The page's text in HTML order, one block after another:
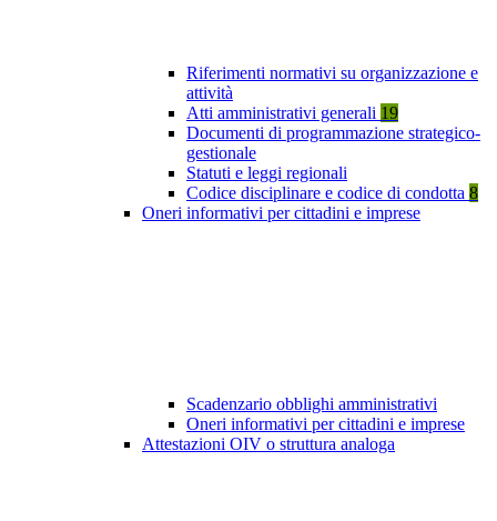
Riferimenti normativi su organizzazione e
attività
Atti amministrativi generali 19
Documenti di programmazione strategico-
gestionale
Statuti e leggi regionali
Codice disciplinare e codice di condotta 8
Oneri informativi per cittadini e imprese
Scadenzario obblighi amministrativi
Oneri informativi per cittadini e imprese
Attestazioni OIV o struttura analoga